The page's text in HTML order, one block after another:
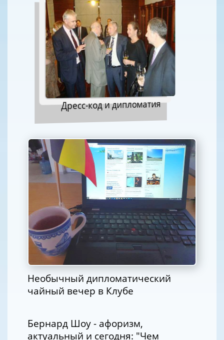
Дресс-код и дипломатия
Необычный дипломатический
чайный вечер в Клубе
Бернард Шоу - афоризм,
актуальный и сегодня: "Чем